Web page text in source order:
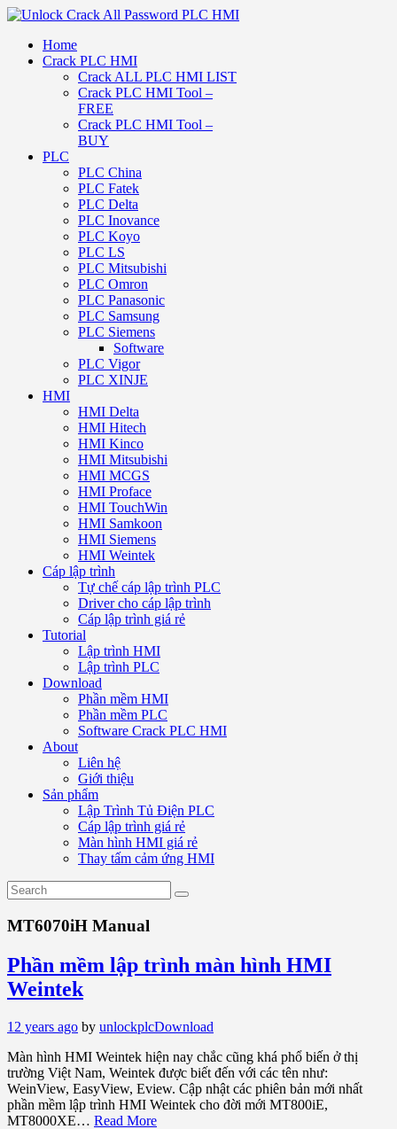
Home
Crack PLC HMI
Crack ALL PLC HMI LIST
Crack PLC HMI Tool –
FREE
Crack PLC HMI Tool –
BUY
PLC
PLC China
PLC Fatek
PLC Delta
PLC Inovance
PLC Koyo
PLC LS
PLC Mitsubishi
PLC Omron
PLC Panasonic
PLC Samsung
PLC Siemens
Software
PLC Vigor
PLC XINJE
HMI
HMI Delta
HMI Hitech
HMI Kinco
HMI Mitsubishi
HMI MCGS
HMI Proface
HMI TouchWin
HMI Samkoon
HMI Siemens
HMI Weintek
Cáp lập trình
Tự chế cáp lập trình PLC
Driver cho cáp lập trình
Cáp lập trình giá rẻ
Tutorial
Lập trình HMI
Lập trình PLC
Download
Phần mềm HMI
Phần mềm PLC
Software Crack PLC HMI
About
Liên hệ
Giới thiệu
Sản phẩm
Lập Trình Tủ Điện PLC
Cáp lập trình giá rẻ
Màn hình HMI giá rẻ
Thay tấm cảm ứng HMI
MT6070iH Manual
Phần mềm lập trình màn hình HMI
Weintek
12 years ago by unlockplcDownload
Màn hình HMI Weintek hiện nay chắc cũng khá phổ biến ở thị
trường Việt Nam, Weintek được biết đến với các tên như:
WeinView, EasyView, Eview. Cập nhật các phiên bản mới nhất
phần mềm lập trình HMI Weintek cho đời mới MT800iE,
MT8000XE… Read More